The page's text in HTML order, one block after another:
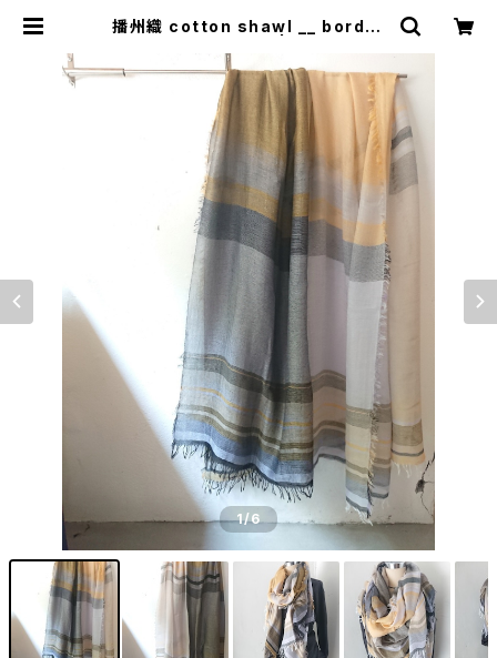
播州織 cotton shawl __ border
1/6